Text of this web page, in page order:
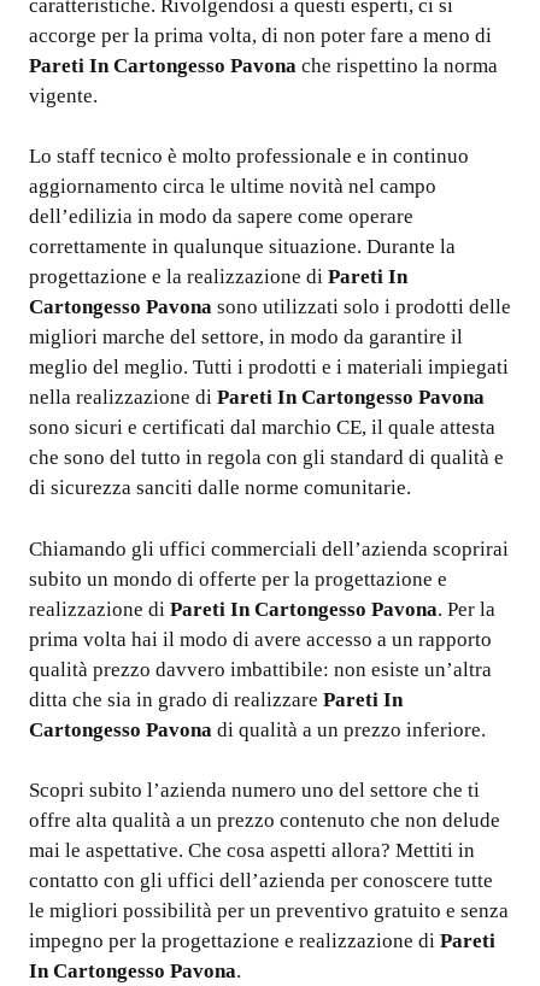
caratteristiche. Rivolgendosi a questi esperti, ci si
accorge per la prima volta, di non poter fare a meno di
Pareti In Cartongesso Pavona che rispettino la norma
vigente.
Lo staff tecnico è molto professionale e in continuo
aggiornamento circa le ultime novità nel campo
dell’edilizia in modo da sapere come operare
correttamente in qualunque situazione. Durante la
progettazione e la realizzazione di Pareti In
Cartongesso Pavona sono utilizzati solo i prodotti delle
migliori marche del settore, in modo da garantire il
meglio del meglio. Tutti i prodotti e i materiali impiegati
nella realizzazione di Pareti In Cartongesso Pavona
sono sicuri e certificati dal marchio CE, il quale attesta
che sono del tutto in regola con gli standard di qualità e
di sicurezza sanciti dalle norme comunitarie.
Chiamando gli uffici commerciali dell’azienda scoprirai
subito un mondo di offerte per la progettazione e
realizzazione di Pareti In Cartongesso Pavona. Per la
prima volta hai il modo di avere accesso a un rapporto
qualità prezzo davvero imbattibile: non esiste un’altra
ditta che sia in grado di realizzare Pareti In
Cartongesso Pavona di qualità a un prezzo inferiore.
Scopri subito l’azienda numero uno del settore che ti
offre alta qualità a un prezzo contenuto che non delude
mai le aspettative. Che cosa aspetti allora? Mettiti in
contatto con gli uffici dell’azienda per conoscere tutte
le migliori possibilità per un preventivo gratuito e senza
impegno per la progettazione e realizzazione di Pareti
In Cartongesso Pavona.